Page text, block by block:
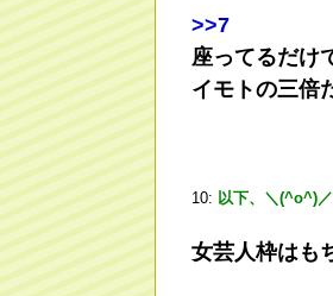
>>7
座ってるだけ
イモトの三倍
10: 以下、＼(^o^)
女芸人枠はも